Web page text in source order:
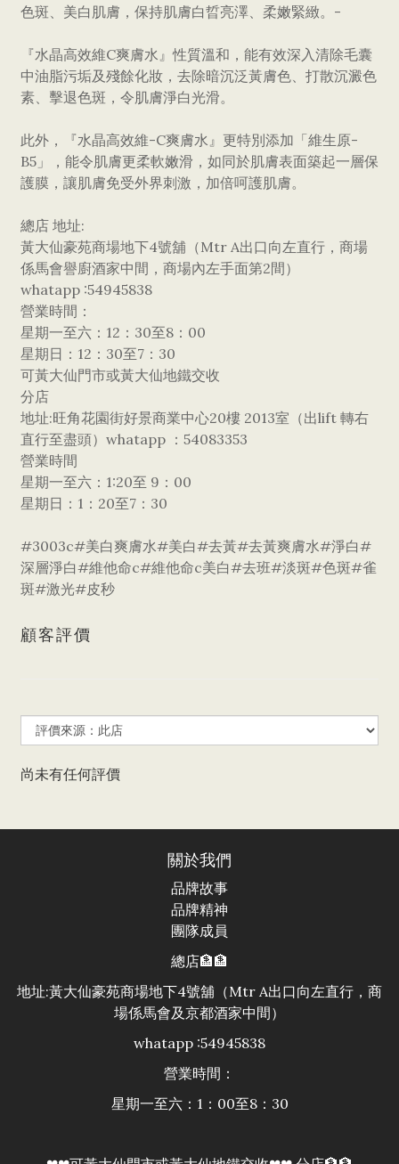
色斑、美白肌膚，保持肌膚白晢亮澤、柔嫩緊緻。-
『水晶高效維C爽膚水』性質溫和，能有效深入清除毛囊
中油脂污垢及殘餘化妝，去除暗沉泛黃膚色、打散沉澱色
素、擊退色斑，令肌膚淨白光滑。
此外，『水晶高效維-C爽膚水』更特別添加「維生原-
B5」，能令肌膚更柔軟嫩滑，如同於肌膚表面築起一層保
護膜，讓肌膚免受外界刺激，加倍呵護肌膚。
總店 地址:
黃大仙豪苑商場地下4號舖（Mtr A出口向左直行，商場
係馬會譽廚酒家中間，商場內左手面第2間）
whatapp :54945838
營業時間：
星期一至六：12：30至8：00
星期日：12：30至7：30
可黃大仙門市或黃大仙地鐵交收
分店
地址:旺角花園街好景商業中心20樓 2013室（出lift 轉右
直行至盡頭）whatapp ：54083353
營業時間
星期一至六：1:20至 9：00
星期日：1：20至7：30
#3003c#美白爽膚水#美白#去黃#去黃爽膚水#淨白#
深層淨白#維他命c#維他命c美白#去班#淡斑#色斑#雀
斑#激光#皮秒
顧客評價
尚未有任何評價
關於我們
品牌故事
品牌精神
團隊成員
總店🏦🏦
地址:黃大仙豪苑商場地下4號舖（Mtr A出口向左直行，商
場係馬會及京都酒家中間）
whatapp :54945838
營業時間：
星期一至六：1：00至8：30